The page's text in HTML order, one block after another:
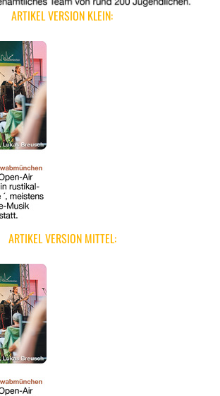
ARTIKEL VERSION KLEIN:
ARTIKEL VERSION MITTEL: